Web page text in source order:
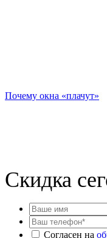
Почему окна «плачут»
Скидка
Согласен на